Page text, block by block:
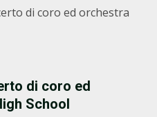
di coro ed orchestra
di coro ed
School